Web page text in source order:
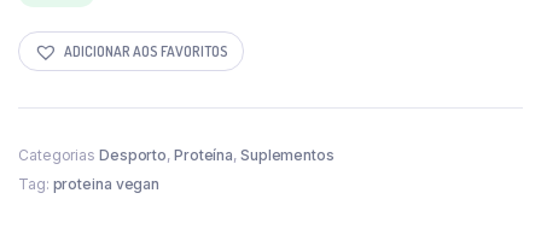
era:
27,25 €.
é:
21,80 €.
ADICIONAR AOS FAVORITOS
Categorias Desporto, Proteína, Suplementos
Tag: proteina vegan